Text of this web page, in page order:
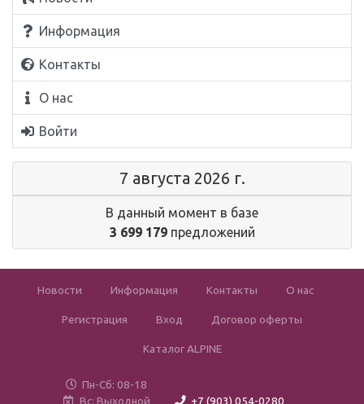
Информация
Контакты
О нас
Войти
7 августа 2026 г.
В данный момент в базе
3 699 179предложений
Новости Информация Контакты О нас
Регистрация Вход Договор оферты
Каталог ALPINE
Пн-Сб: 08-18
Вс: Выходной
+7 (903) 054-0280